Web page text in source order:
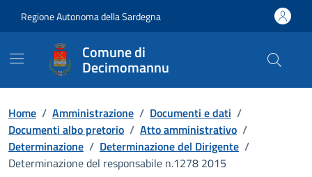
Regione Autonoma della Sardegna
Comune di
Decimomannu
Home / Amministrazione / Documenti e dati /
Documenti albo pretorio / Atto amministrativo /
Determinazione / Determinazione del Dirigente /
Determinazione del responsabile n.1278 2015